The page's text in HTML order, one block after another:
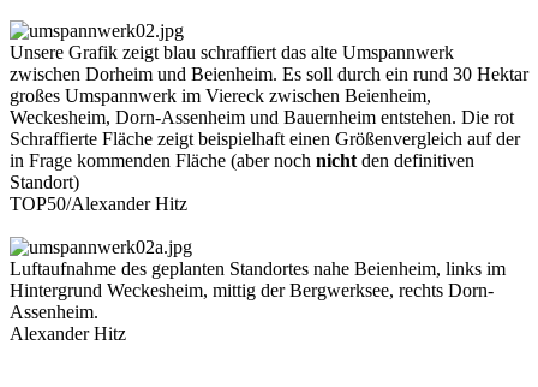
Unsere Grafik zeigt blau schraffiert das alte Umspannwerk
zwischen Dorheim und Beienheim. Es soll durch ein rund 30 Hektar
großes Umspannwerk im Viereck zwischen Beienheim,
Weckesheim, Dorn-Assenheim und Bauernheim entstehen. Die rot
Schraffierte Fläche zeigt beispielhaft einen Größenvergleich auf der
in Frage kommenden Fläche (aber noch nicht den definitiven
Standort)
TOP50/Alexander Hitz
Luftaufnahme des geplanten Standortes nahe Beienheim, links im
Hintergrund Weckesheim, mittig der Bergwerksee, rechts Dorn-
Assenheim.
Alexander Hitz